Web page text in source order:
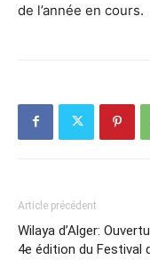
de l’année en cours.
Article précédent
Wilaya d’Alger:
4e édition du Festival